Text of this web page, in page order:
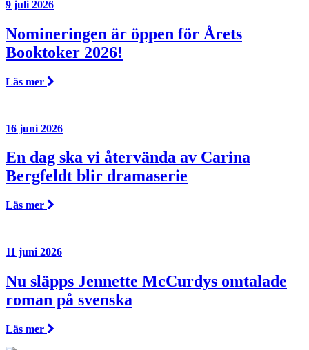
9 juli 2026
Nomineringen är öppen för Årets
Booktoker 2026!
Läs mer
16 juni 2026
En dag ska vi återvända av Carina
Bergfeldt blir dramaserie
Läs mer
11 juni 2026
Nu släpps Jennette McCurdys omtalade
roman på svenska
Läs mer